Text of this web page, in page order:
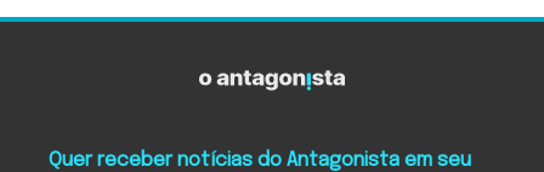
Quer receber notícias do Antagonista em seu